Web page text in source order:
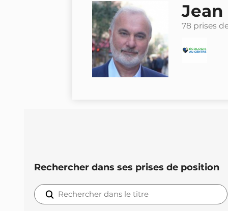
Jean
78 prises
Rechercher dans ses prises de position